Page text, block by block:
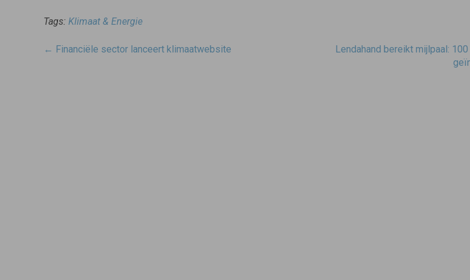
Tags: Klimaat & Energie
Post
← Financiële sector lanceert klimaatwebsite
Lendahand bereikt mijlpaal: